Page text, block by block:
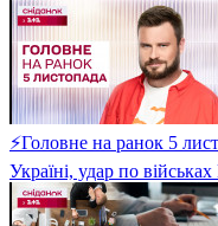
⚡Головне на ранок 5
Україні, удар по